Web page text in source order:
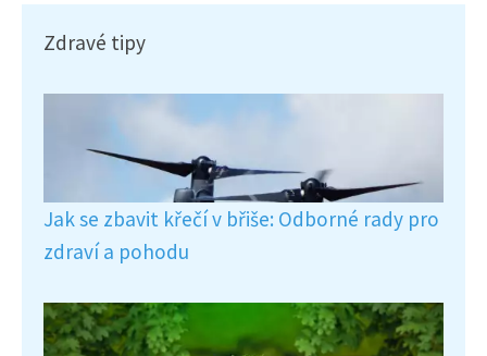
Zdravé tipy
Jak se zbavit křečí v břiše: Odborné rady pro
zdraví a pohodu